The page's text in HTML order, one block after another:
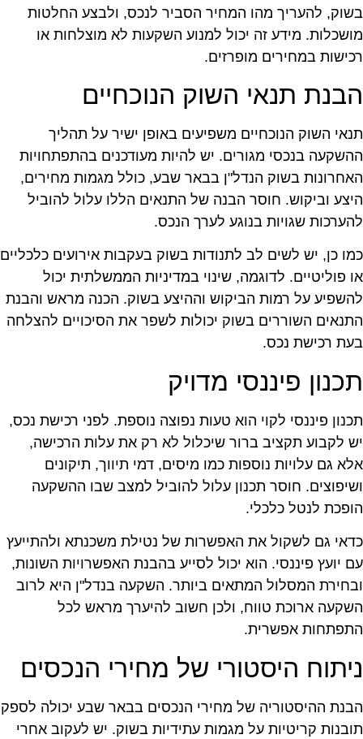
להעריך מהו המחיר הסביר לנכס, ולבצע החלטות
מידע זה יכול למנוע השקעות לא מוצלחות או
במחירים מופרזים.
תנאי השוק הנוכחיים
השוק הנוכחיים משפיעים באופן ישיר על תהליך
בנכסי מגורים. יש להיות מעודכנים בהתפתחויות
בשוק הנדל"ן בבאר שבע, כולל מגמות מחירים,
וביקוש. חוסר הבנה של התנאים הללו עלול להוביל
שגויות בנוגע לערך הנכס.
כן, יש לשים לב לתנודות בשוק בעקבות אירועים כלכליים
פוליטיים. לדוגמה, שינוי במדיניות הממשלתית יכול
על רמות הביקוש וההיצע בשוק. הכנה מראש והבנת
השוררים בשוק יכולות לשפר את הסיכויים להצלחה
רכישת נכס.
פיננסי מדויק
פיננסי לקוי הוא טעות נפוצה נוספת. לפני רכישת נכס,
לקבוע תקציב ברור שיכלול לא רק את עלות הרכישה,
גם עלויות נוספות כמו מיסים, דמי תיווך, תיקונים
חוסר תכנון עלול להוביל למצב שבו ההשקעה
לנטל כלכלי.
גם לשקול את האפשרות של נטילת משכנתא ולהתייעץ
יועץ פיננסי. הוא יכול לסייע בהבנת האפשרויות השונות,
המסלול המתאים ביותר. השקעה בנדל"ן היא לרוב
ארוכת טווח, ולכן חשוב להיערך מראש לכל
אפשרית.
היסטורי של מחירי הנכסים
ההיסטוריה של מחירי הנכסים בבאר שבע יכולה לספק
קריטיות על מגמות עתידיות בשוק. יש לעקוב אחרי